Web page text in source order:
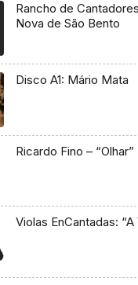
Rancho de
Nova de São Bento
Disco A1: Mário Mata
Ricardo Fino – “Olhar”
Violas EnCantadas: “A